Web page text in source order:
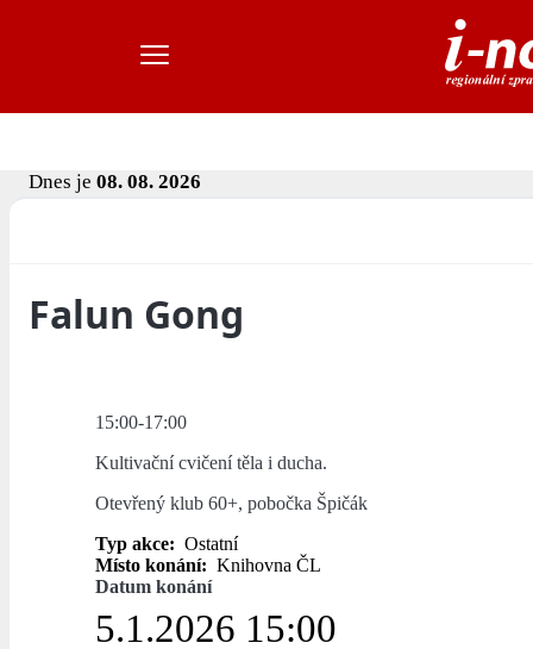
Dnes je 08. 08. 2026
Falun Gong
15:00-17:00
Kultivační cvičení těla i ducha.
Otevřený klub 60+, pobočka Špičák
Typ akce: Ostatní
Místo konání: Knihovna ČL
Datum konání
5.1.2026 15:00